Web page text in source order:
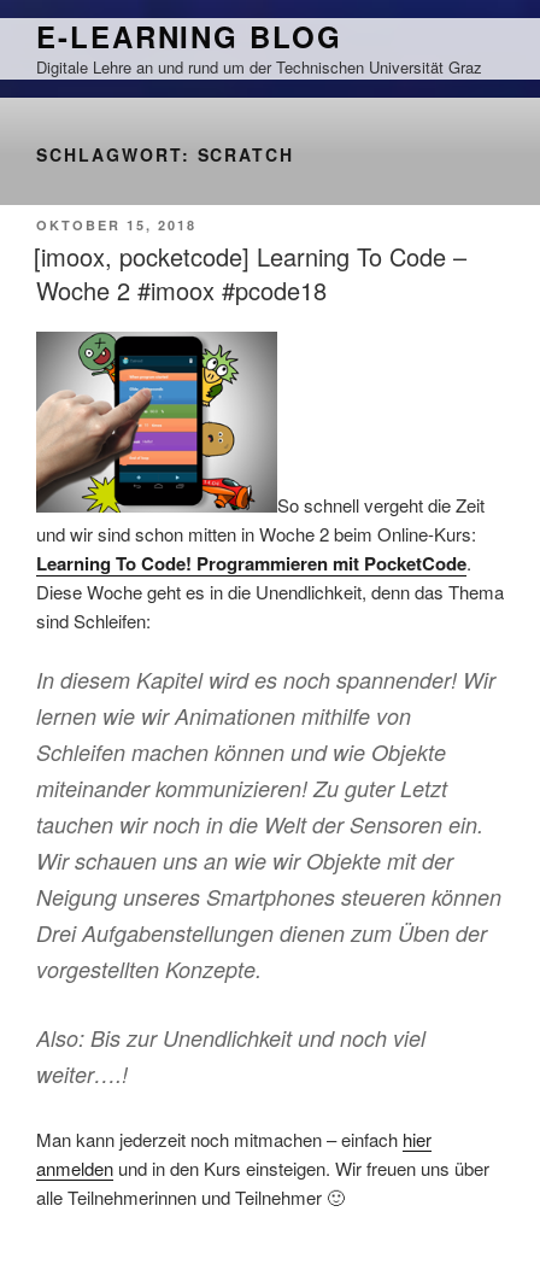
Zum
springen
E-LEARNING BLOG
Digitale Lehre an und rund um der Technischen Universität Graz
SCHLAGWORT: SCRATCH
VERÖFFENTLICHT
AM
OKTOBER 15, 2018
[imoox, pocketcode] Learning To Code –
Woche 2 #imoox #pcode18
So schnell vergeht die Zeit
und wir sind schon mitten in Woche 2 beim Online-Kurs:
Learning To Code! Programmieren mit PocketCode.
Diese Woche geht es in die Unendlichkeit, denn das Thema
sind Schleifen:
In diesem Kapitel wird es noch spannender! Wir
lernen wie wir Animationen mithilfe von
Schleifen machen können und wie Objekte
miteinander kommunizieren! Zu guter Letzt
tauchen wir noch in die Welt der Sensoren ein.
Wir schauen uns an wie wir Objekte mit der
Neigung unseres Smartphones steueren können
Drei Aufgabenstellungen dienen zum Üben der
vorgestellten Konzepte.
Also: Bis zur Unendlichkeit und noch viel
weiter….!
Man kann jederzeit noch mitmachen – einfach hier
anmelden und in den Kurs einsteigen. Wir freuen uns über
alle Teilnehmerinnen und Teilnehmer 🙂